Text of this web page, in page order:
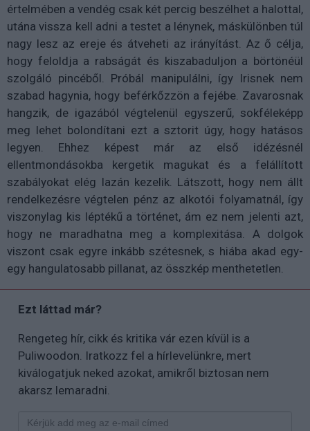
értelmében a vendég csak két percig beszélhet a halottal,
utána vissza kell adni a testet a lénynek, máskülönben túl
nagy lesz az ereje és átveheti az irányítást. Az ő célja,
hogy feloldja a rabságát és kiszabaduljon a börtönéül
szolgáló pincéből. Próbál manipulálni, így Irisnek nem
szabad hagynia, hogy beférkőzzön a fejébe. Zavarosnak
hangzik, de igazából végtelenül egyszerű, sokféleképp
meg lehet bolondítani ezt a sztorit úgy, hogy hatásos
legyen. Ehhez képest már az első idézésnél
ellentmondásokba kergetik magukat és a felállított
szabályokat elég lazán kezelik. Látszott, hogy nem állt
rendelkezésre végtelen pénz az alkotói folyamatnál, így
viszonylag kis léptékű a történet, ám ez nem jelenti azt,
hogy ne maradhatna meg a komplexitása. A dolgok
viszont csak egyre inkább szétesnek, s hiába akad egy-
egy hangulatosabb pillanat, az összkép menthetetlen.
Ezt láttad már?
Rengeteg hír, cikk és kritika vár ezen kívül is a
Puliwoodon. Iratkozz fel a hírlevelünkre, mert
kiválogatjuk neked azokat, amikről biztosan nem
akarsz lemaradni.